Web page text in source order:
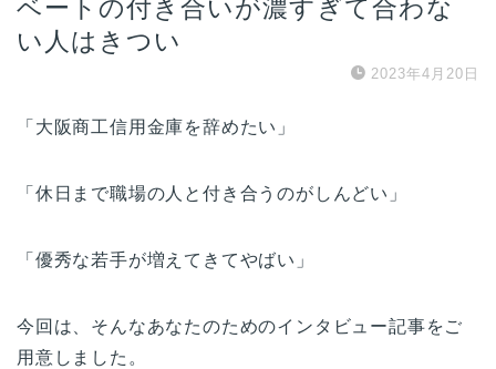
ベートの付き合いが濃すぎて合わな
い人はきつい
2023年4月20日
「大阪商工信用金庫を辞めたい」
「休日まで職場の人と付き合うのがしんどい」
「優秀な若手が増えてきてやばい」
今回は、そんなあなたのためのインタビュー記事をご
用意しました。